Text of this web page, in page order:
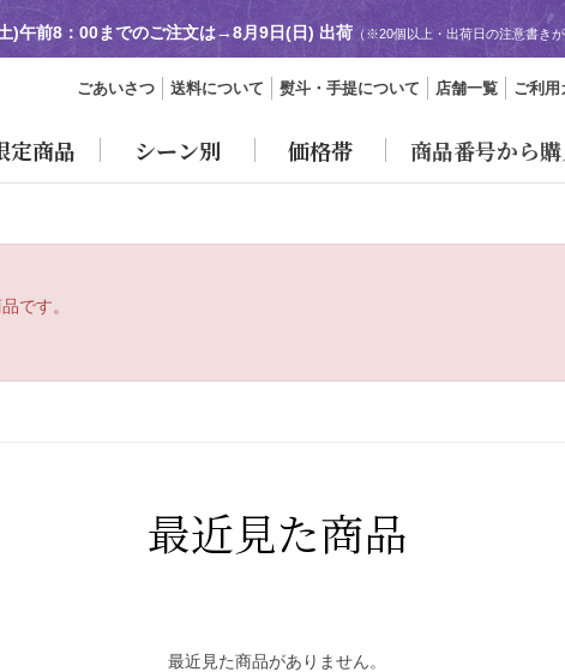
)午前8：00までのご注文は→8月9日(日) 出荷 （※20個以上・出荷日の注意書きが
ごあいさつ 送料について 熨斗・手提について 店舗一覧 ご利用
定商品 シーン別 価格帯 商品番号から
です。
最近見た商品
最近見た商品がありません。